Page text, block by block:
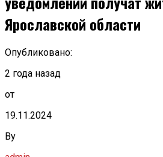
Ярославской области
Опубликовано:
2 года назад
от
19.11.2024
By